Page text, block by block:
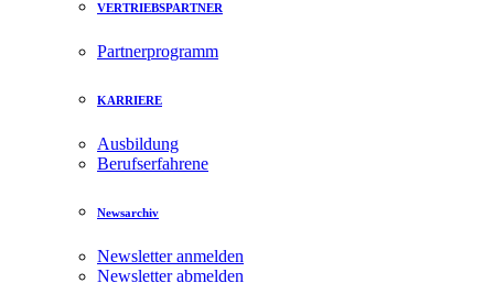
VERTRIEBSPARTNER
Partnerprogramm
KARRIERE
Ausbildung
Berufserfahrene
Newsarchiv
Newsletter anmelden
Newsletter abmelden